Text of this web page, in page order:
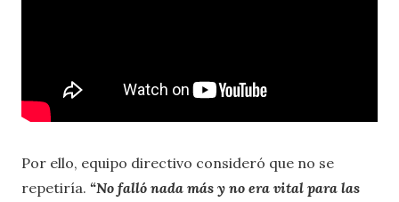
Por ello, equipo directivo consideró que no se
repetiría. “No falló nada más y no era vital para las